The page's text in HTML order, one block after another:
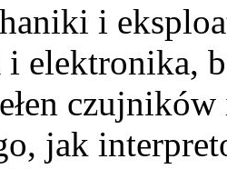
i
elektronika,
jak